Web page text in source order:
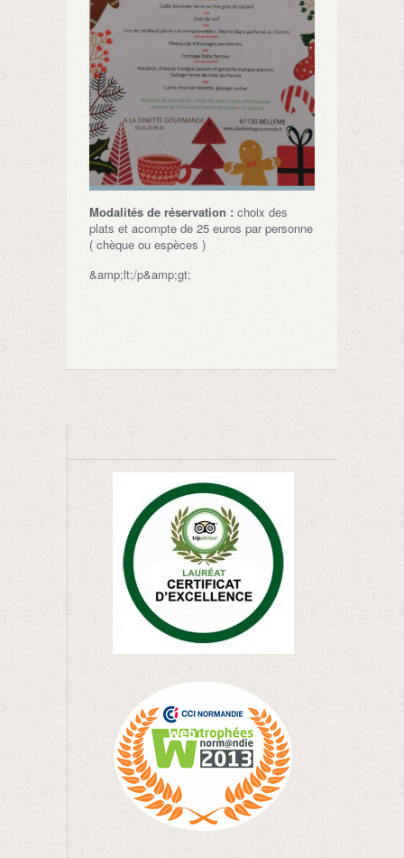
Modalités de réservation : choix des
plats et acompte de 25 euros par personne
( chèque ou espèces )
&amp;lt;/p&amp;gt;